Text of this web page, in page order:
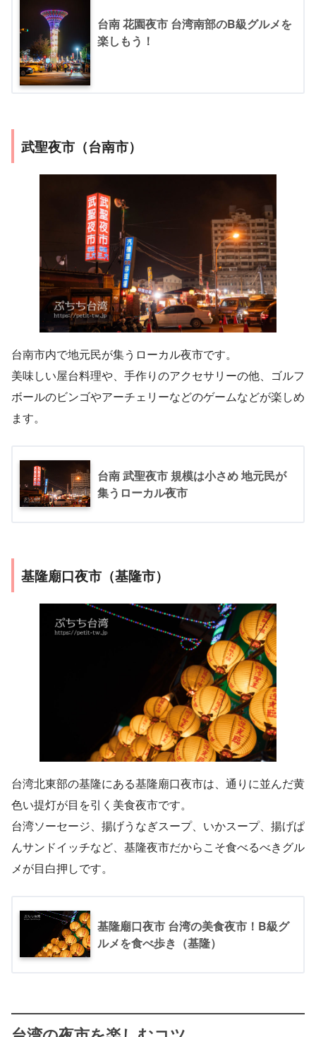
台南 花園夜市 台湾南部のB級グルメを
楽しもう！
武聖夜市（台南市）
台南市内で地元民が集うローカル夜市です。
美味しい屋台料理や、手作りのアクセサリーの他、ゴルフ
ボールのビンゴやアーチェリーなどのゲームなどが楽しめ
ます。
台南 武聖夜市 規模は小さめ 地元民が
集うローカル夜市
基隆廟口夜市（基隆市）
台湾北東部の基隆にある基隆廟口夜市は、通りに並んだ黄
色い提灯が目を引く美食夜市です。
台湾ソーセージ、揚げうなぎスープ、いかスープ、揚げぱ
んサンドイッチなど、基隆夜市だからこそ食べるべきグル
メが目白押しです。
基隆廟口夜市 台湾の美食夜市！B級グ
ルメを食べ歩き（基隆）